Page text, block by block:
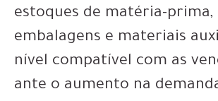
estoques de matéria-prima,
embalagens e materiais
nível compatível com as
ante o aumento na